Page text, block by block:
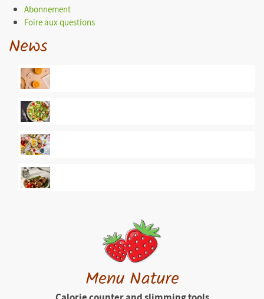
Abonnement
Foire aux questions
News
Menu Nature